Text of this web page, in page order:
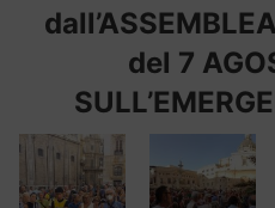
del 7